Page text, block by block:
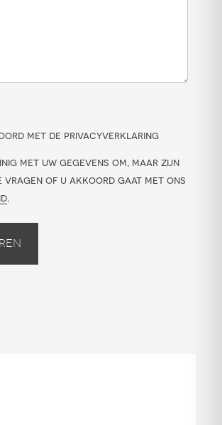
met de privacyverklaring
met uw gegevens om, maar zijn
of u akkoord gaat met ons
.